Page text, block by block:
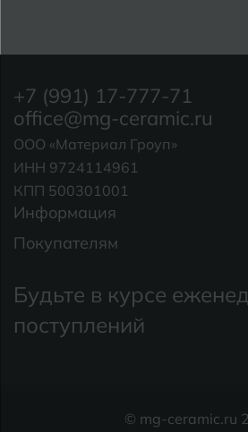
Информация
Покупателям
+7 (991) 17-777-71
office@mg-ceramic.ru
ООО «Материал Гроуп»
ИНН 9724114961
КПП 500301001
Будьте в курсе
поступлений
© mg-ceramic.ru
Курганинск
Магнитогорск
Майкоп
Муром